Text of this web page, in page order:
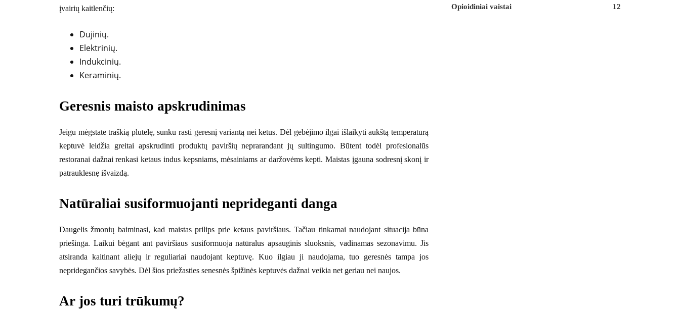
įvairių kaitlenčių:
Dujinių.
Elektrinių.
Indukcinių.
Keraminių.
Geresnis maisto apskrudinimas
Jeigu mėgstate traškią plutelę, sunku rasti geresnį variantą nei ketus. Dėl gebėjimo ilgai išlaikyti aukštą temperatūrą
keptuvė leidžia greitai apskrudinti produktų paviršių neprarandant jų sultingumo. Būtent todėl profesionalūs
restoranai dažnai renkasi ketaus indus kepsniams, mėsainiams ar daržovėms kepti. Maistas įgauna sodresnį skonį ir
patrauklesnę išvaizdą.
Natūraliai susiformuojanti neprideganti danga
Daugelis žmonių baiminasi, kad maistas prilips prie ketaus paviršiaus. Tačiau tinkamai naudojant situacija būna
priešinga. Laikui bėgant ant paviršiaus susiformuoja natūralus apsauginis sluoksnis, vadinamas sezonavimu. Jis
atsiranda kaitinant aliejų ir reguliariai naudojant keptuvę. Kuo ilgiau ji naudojama, tuo geresnės tampa jos
nepridegančios savybės. Dėl šios priežasties senesnės špižinės keptuvės dažnai veikia net geriau nei naujos.
Ar jos turi trūkumų?
Opioidiniai vaistai 12